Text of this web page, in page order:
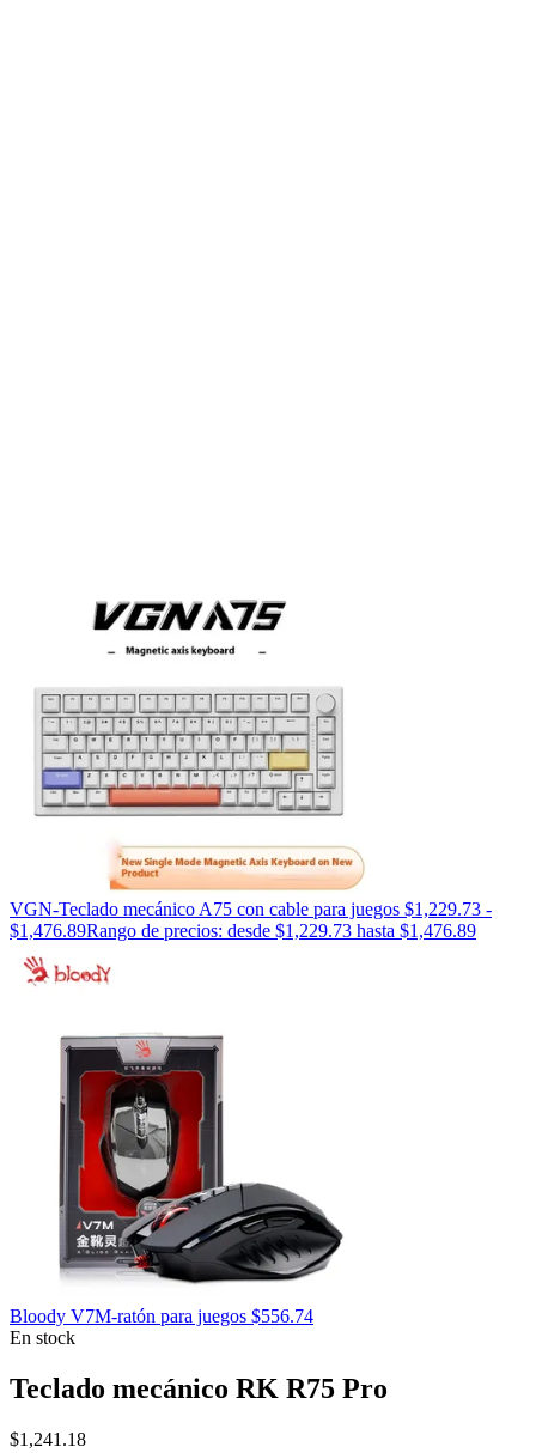
VGN-Teclado mecánico A75 con cable para juegos $1,229.73 -
$1,476.89Rango de precios: desde $1,229.73 hasta $1,476.89
Bloody V7M-ratón para juegos $556.74
En stock
Teclado mecánico RK R75 Pro
$1,241.18